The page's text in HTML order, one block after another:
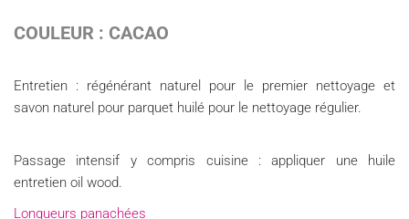
COULEUR : CACAO
Entretien : régénérant naturel pour le premier nettoyage et
savon naturel pour parquet huilé pour le nettoyage régulier.
Passage intensif y compris cuisine : appliquer une huile
entretien oil wood.
Longueurs panachées